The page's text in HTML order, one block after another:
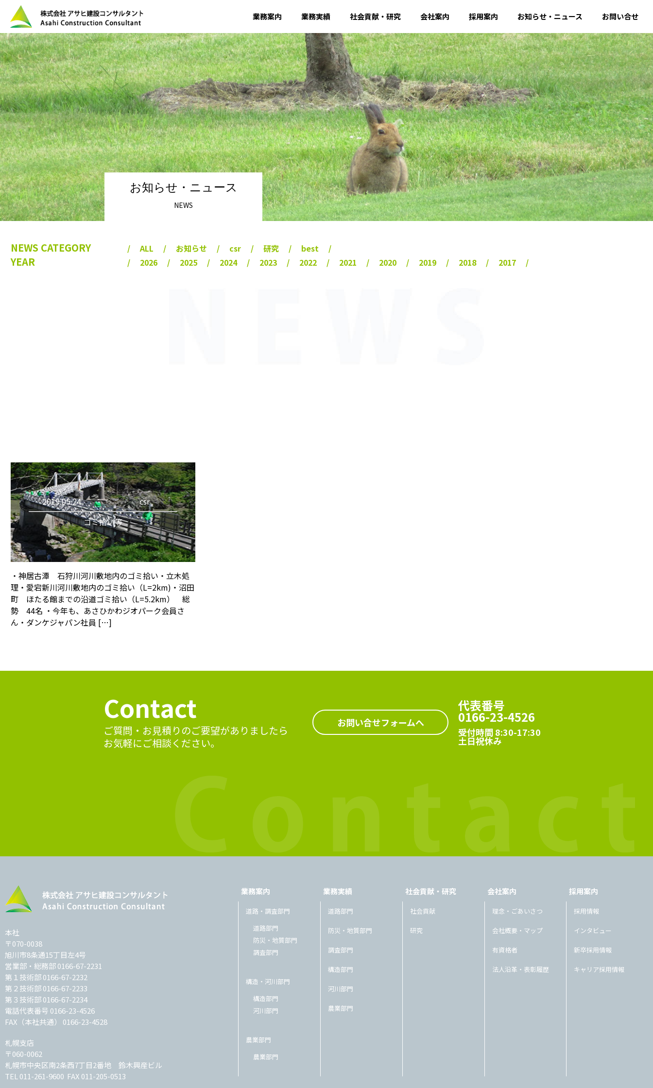
業務案内 業務実績 社会貢献・研究 会社案内 採用案内 お知らせ・ニュース お問い合せ
お知らせ・ニュース
NEWS
NEWS CATEGORY ALL お知らせ csr 研究 best
YEAR 2026 2025 2024 2023 2022 2021 2020 2019 2018 2017
2019.05.24
csr
ゴミ拾い等
・神居古潭 石狩川河川敷地内のゴミ拾い・立木処
理・愛宕新川河川敷地内のゴミ拾い（L=2km)・沼田
町 ほたる館までの沿道ゴミ拾い（L=5.2km） 総
勢 44名 ・今年も、あさひかわジオパーク会員さ
ん・ダンケジャパン社員 […]
Contact
ご質問・お見積りのご要望がありましたら
お気軽にご相談ください。
お問い合せフォームへ
代表番号
0166-23-4526
受付時間 8:30-17:30
土日祝休み
本社
〒070-0038
旭川市8条通15丁目左4号
営業部・総務部0166-67-2231
第１技術部0166-67-2232
第２技術部0166-67-2233
第３技術部0166-67-2234
電話代表番号 0166-23-4526
FAX（本社共通） 0166-23-4528
札幌支店
〒060-0062
札幌市中央区南2条西7丁目2番地 鈴木興産ビル
TEL 011-261-9600 FAX 011-205-0513
業務案内
道路・調査部門
道路部門
防災・地質部門
調査部門
構造・河川部門
構造部門
河川部門
農業部門
農業部門
業務実績
道路部門
防災・地質部門
調査部門
構造部門
河川部門
農業部門
社会貢献・研究
社会貢献
研究
会社案内
理念・ごあいさつ
会社概要・マップ
有資格者
法人沿革・表彰履歴
採用案内
採用情報
インタビュー
新卒採用情報
キャリア採用情報